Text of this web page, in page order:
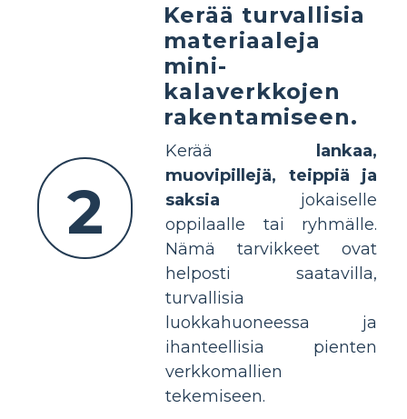
2
Kerää turvallisia
materiaaleja
mini-
kalaverkkojen
rakentamiseen.
Kerää
lankaa,
muovipillejä, teippiä ja
saksia jokaiselle
oppilaalle tai ryhmälle.
Nämä tarvikkeet ovat
helposti saatavilla,
turvallisia
luokkahuoneessa ja
ihanteellisia pienten
verkkomallien
tekemiseen.